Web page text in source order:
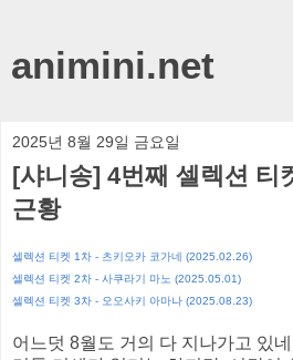
animini.net
2025년 8월 29일 금요일
[샤니송] 4번째 셀렉션 티
근황
셀렉션 티켓 1차 - 츠키오카 코가네 (2025.02.26)
셀렉션 티켓 2차 - 사쿠라기 마노 (2025.05.01)
셀렉션 티켓 3차 - 오오사키 아마나 (2025.08.23)
어느덧 8월도 거의 다 지나가고 있